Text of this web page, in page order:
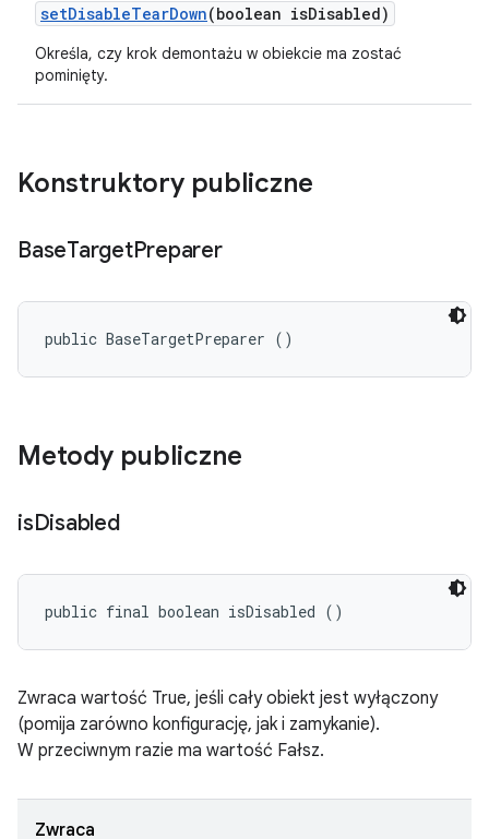
setDisableTearDown(boolean isDisabled)
Określa, czy krok demontażu w obiekcie ma zostać
pominięty.
Konstruktory publiczne
BaseTargetPreparer
public BaseTargetPreparer ()
Metody publiczne
isDisabled
public final boolean isDisabled ()
Zwraca wartość True, jeśli cały obiekt jest wyłączony
(pomija zarówno konfigurację, jak i zamykanie).
W przeciwnym razie ma wartość Fałsz.
Zwraca